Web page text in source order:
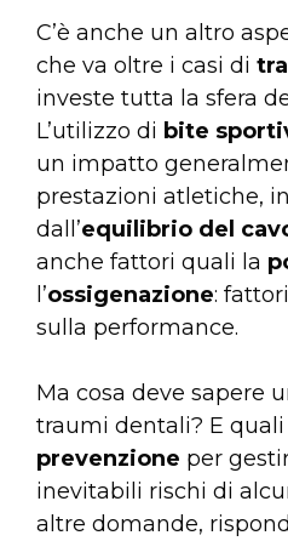
C’è anche un altro
che va oltre i casi di
investe tutta la sfera
L’utilizzo di bite
un impatto
prestazioni atletiche,
dall’equilibrio del
anche fattori quali la
l’ossigenazione:
sulla performance.
Ma cosa deve sapere
traumi dentali? E quali
prevenzione per
inevitabili rischi di
altre domande,